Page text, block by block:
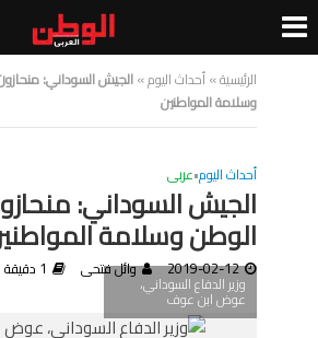
الرئيسية»أحداث اليوم»الجيش السوداني:
وسلامة المواطنين
أحداث اليوم•عربى
الجيش السوداني:
الوطن وسلامة
2019-02-12 وائل فتحى 1 دقيقة
وزير الدفاع السوداني،
عوض ابن عوف